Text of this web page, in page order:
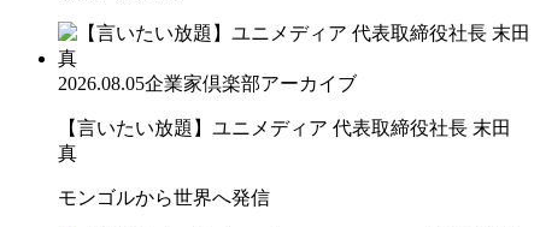
2026.08.05企業家倶楽部アーカイブ
【言いたい放題】ユニメディア 代表取締役社長 末田
真
モンゴルから世界へ発信